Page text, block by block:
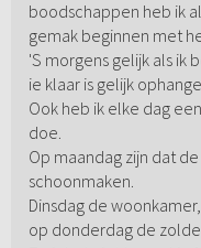
boodschappen heb ik
gemak beginnen met
'S morgens gelijk als ik
ie klaar is gelijk
Ook heb ik elke dag
doe.
Op maandag zijn dat
schoonmaken.
Dinsdag de
op donderdag de